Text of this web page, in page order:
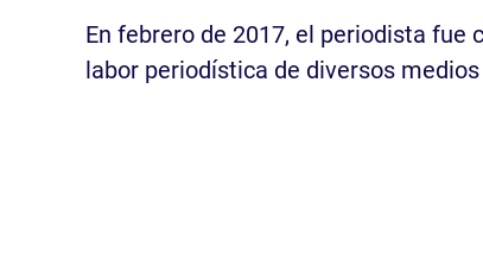
En febrero de 2017, el periodista fue
labor periodística de diversos